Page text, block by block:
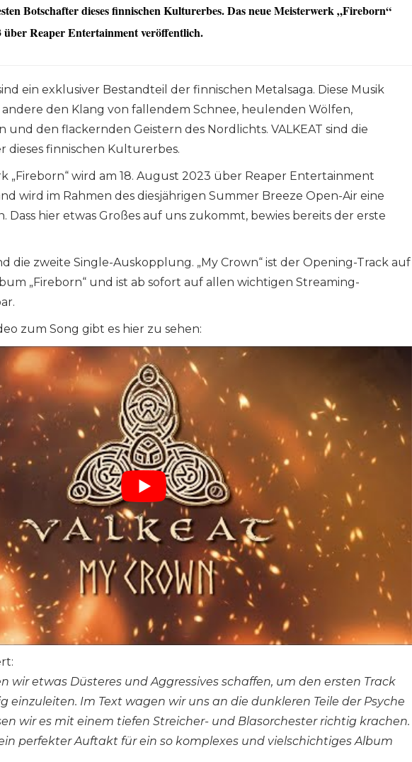
Botschafter dieses finnischen Kulturerbes. Das neue Meisterwerk „Fireborn“
Reaper Entertainment veröffentlich.
ein exklusiver Bestandteil der finnischen Metalsaga. Diese Musik
den Klang von fallendem Schnee, heulenden Wölfen,
und den flackernden Geistern des Nordlichts. VALKEAT sind die
dieses finnischen Kulturerbes.
„Fireborn“ wird am 18. August 2023 über Reaper Entertainment
wird im Rahmen des diesjährigen Summer Breeze Open-Air eine
Dass hier etwas Großes auf uns zukommt, bewies bereits der erste
die zweite Single-Auskopplung. „My Crown“ ist der Opening-Track auf
„Fireborn“ und ist ab sofort auf allen wichtigen Streaming-
zum Song gibt es hier zu sehen:
wir etwas Düsteres und Aggressives schaffen, um den ersten Track
einzuleiten. Im Text wagen wir uns an die dunkleren Teile der Psyche
wir es mit einem tiefen Streicher- und Blasorchester richtig krachen.
perfekter Auftakt für ein so komplexes und vielschichtiges Album